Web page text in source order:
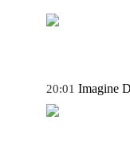
20:01 Imagine